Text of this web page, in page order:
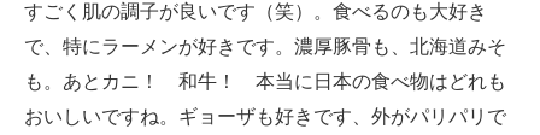
すごく肌の調子が良いです（笑）。食べるのも大好き
で、特にラーメンが好きです。濃厚豚骨も、北海道みそ
も。あとカニ！ 和牛！ 本当に日本の食べ物はどれも
おいしいですね。ギョーザも好きです、外がパリパリで